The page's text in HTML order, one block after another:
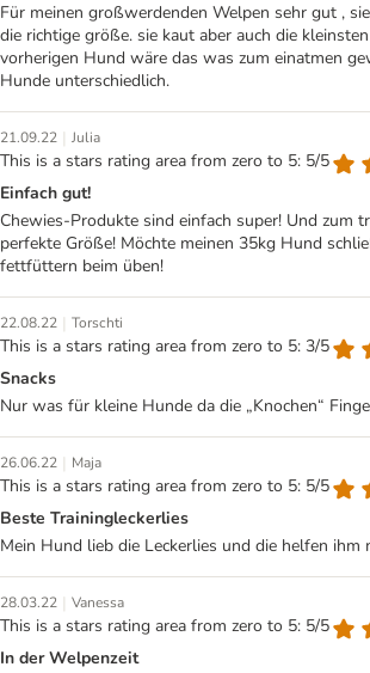
Für meinen großwerdenden Welpen sehr gut ,
die richtige größe. sie kaut aber auch die
vorherigen Hund wäre das was zum einatmen
Hunde unterschiedlich.
21.09.22 | Julia
This is a stars rating area from zero to 5: 5/5
Einfach gut!
Chewies-Produkte sind einfach super! Und zum
perfekte Größe! Möchte meinen 35kg Hund
fettfüttern beim üben!
22.08.22 | Torschti
This is a stars rating area from zero to 5: 3/5
Snacks
Nur was für kleine Hunde da die „Knochen“
26.06.22 | Maja
This is a stars rating area from zero to 5: 5/5
Beste Trainingleckerlies
Mein Hund lieb die Leckerlies und die helfen ihm
28.03.22 | Vanessa
This is a stars rating area from zero to 5: 5/5
In der Welpenzeit